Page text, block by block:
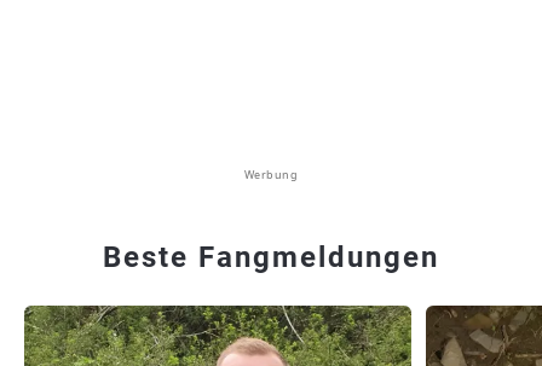
Werbung
Beste Fangmeldungen